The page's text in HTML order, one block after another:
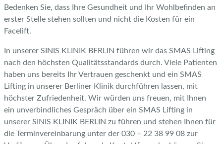
Bedenken Sie, dass Ihre Gesundheit und Ihr Wohlbefinden an
erster Stelle stehen sollten und nicht die Kosten für ein
Facelift.
In unserer SINIS KLINIK BERLIN führen wir das SMAS Lifting
nach den höchsten Qualitätsstandards durch. Viele Patienten
haben uns bereits Ihr Vertrauen geschenkt und ein SMAS
Lifting in unserer Berliner Klinik durchführen lassen, mit
höchster Zufriedenheit. Wir würden uns freuen, mit Ihnen
ein unverbindliches Gespräch über ein SMAS Lifting in
unserer SINIS KLINIK BERLIN zu führen und stehen Ihnen für
die Terminvereinbarung unter der 030 – 22 38 99 08 zur